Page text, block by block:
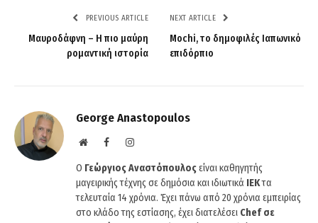
PREVIOUS ARTICLE
Μαυροδάφνη – Η πιο μαύρη
ρομαντική ιστορία
NEXT ARTICLE
Mochi, το δημοφιλές Ιαπωνικό
επιδόρπιο
George Anastopoulos
WebsiteFacebookInstagram
O Γεώργιος Αναστόπουλοςείναι καθηγητής
μαγειρικής τέχνης σε δημόσια και ιδιωτικά ΙΕΚτα
τελευταία 14 χρόνια. Έχει πάνω από 20 χρόνια εμπειρίας
στο κλάδο της εστίασης, έχει διατελέσει Chef σε